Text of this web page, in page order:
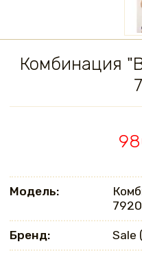
Комбинация
Модель:
7920
Бренд: Sale